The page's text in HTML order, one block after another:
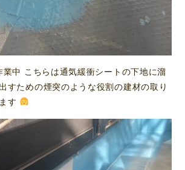
業中 こちらは通気緩衝シートの下地に溜
すための煙突のような役割の建材の取り
す